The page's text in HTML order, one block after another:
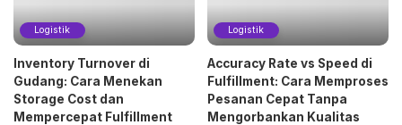
Logistik
Inventory Turnover di
Gudang: Cara Menekan
Storage Cost dan
Mempercepat Fulfillment
Logistik
Accuracy Rate vs Speed di
Fulfillment: Cara Memproses
Pesanan Cepat Tanpa
Mengorbankan Kualitas